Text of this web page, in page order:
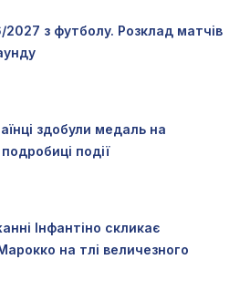
2027 з футболу. Розклад матчів
здобули медаль на
події
Інфантіно скликає
на тлі величезного